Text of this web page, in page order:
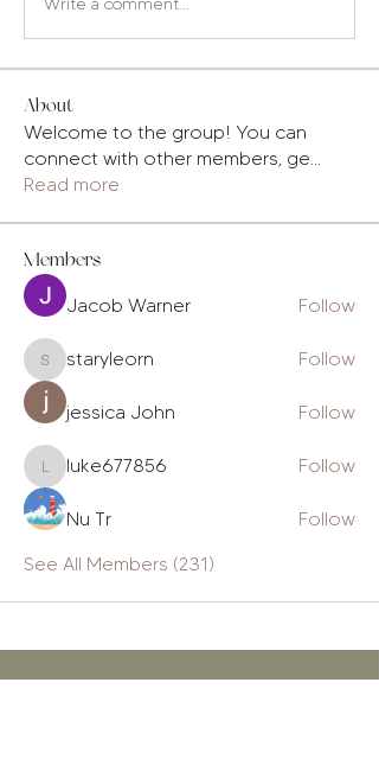
Write a comment...
About
Welcome to the group! You can
connect with other members, ge
Read more
Members
Jacob Warner Follow
staryleorn
staryleorn Follow
jessica John Follow
luke677856
luke677856 Follow
Nu Tr
Follow
See All Members (231)